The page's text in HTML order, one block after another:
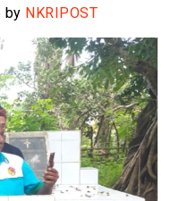
by NKRIPOST